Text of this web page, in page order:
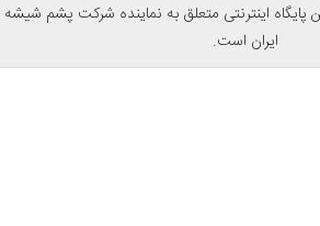
اینترنتی متعلق به نماینده شرکت پشم شیشه
ایران است.